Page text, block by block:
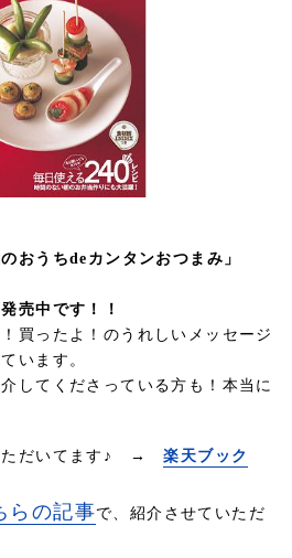
おうちdeカンタンおつまみ」
売中です！！
買ったよ！のうれしいメッセージ
います。
してくださっている方も！本当に
ただいてます♪ →楽天ブック
らの記事で、紹介させていただ